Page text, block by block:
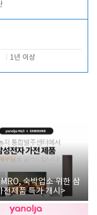
1년 이상
숙박업소 위한 삼
전제품 특가 개시>